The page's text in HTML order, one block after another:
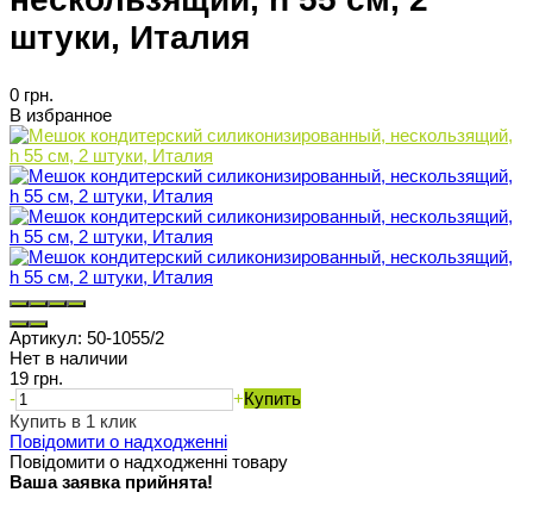
штуки, Италия
0 грн.
В избранное
Артикул: 50-1055/2
Нет в наличии
19 грн.
-
+Купить
Купить в 1 клик
Повідомити о надходженні
Повідомити о надходженні товару
Ваша заявка прийнята!